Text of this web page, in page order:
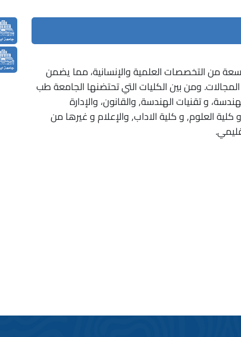
من التخصصات العلمية والإنسانية، مما يضمن
ومن بين الكليات التي تحتضنها الجامعة طب
و تقنيات الهندسة, والقانون، والإدارة
و كلية العلوم, و كلية الاداب, والإعلام و غيرها من